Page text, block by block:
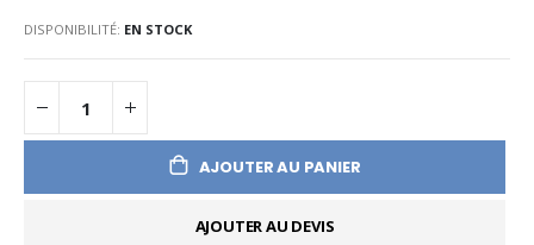
DISPONIBILITÉ: EN STOCK
AJOUTER AU PANIER
AJOUTER AU DEVIS